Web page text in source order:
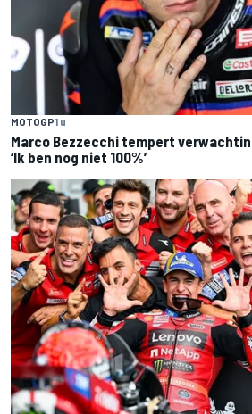
MOTOGP1 u
Marco Bezzecchi tempert
‘Ik ben nog niet 100%’